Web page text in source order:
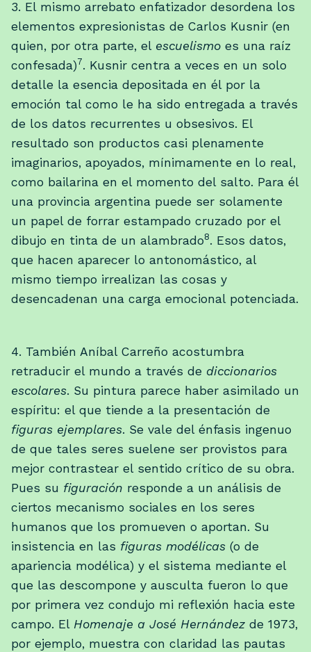
3. El mismo arrebato enfatizador desordena los
elementos expresionistas de Carlos Kusnir (en
quien, por otra parte, el escuelismo es una raíz
confesada)7. Kusnir centra a veces en un solo
detalle la esencia depositada en él por la
emoción tal como le ha sido entregada a través
de los datos recurrentes u obsesivos. El
resultado son productos casi plenamente
imaginarios, apoyados, mínimamente en lo real,
como bailarina en el momento del salto. Para él
una provincia argentina puede ser solamente
un papel de forrar estampado cruzado por el
dibujo en tinta de un alambrado8. Esos datos,
que hacen aparecer lo antonomástico, al
mismo tiempo irrealizan las cosas y
desencadenan una carga emocional potenciada.
4. También Aníbal Carreño acostumbra
retraducir el mundo a través de diccionarios
escolares. Su pintura parece haber asimilado un
espíritu: el que tiende a la presentación de
figuras ejemplares. Se vale del énfasis ingenuo
de que tales seres suelene ser provistos para
mejor contrastear el sentido crítico de su obra.
Pues su figuración responde a un análisis de
ciertos mecanismo sociales en los seres
humanos que los promueven o aportan. Su
insistencia en las figuras modélicas (o de
apariencia modélica) y el sistema mediante el
que las descompone y ausculta fueron lo que
por primera vez condujo mi reflexión hacia este
campo. El Homenaje a José Hernández de 1973,
por ejemplo, muestra con claridad las pautas